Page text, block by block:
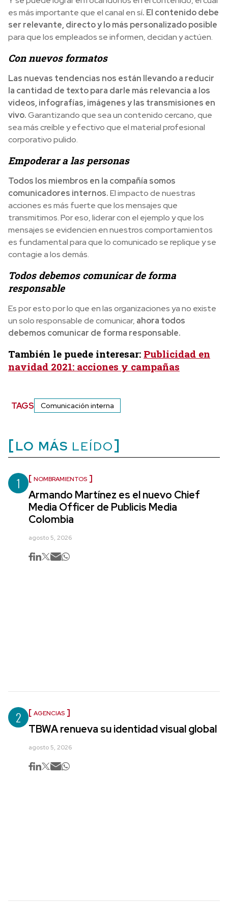
es más importante que el canal en sí. El contenido debe
ser relevante, directo y lo más personalizado posible
para que los empleados se informen, decidan y actúen.
Con nuevos formatos
Las nuevas tendencias nos están llevando a reducir
la cantidad de texto para darle más relevancia a los
videos, infografías, imágenes y las transmisiones en
vivo.Garantizando que sea un contenido cercano, que
sea más creíble y efectivo que el material profesional
corporativo pulido.
Empoderar a las personas
Todos los miembros en la compañía somos
comunicadores internos.El impacto de nuestras
acciones es más fuerte que los mensajes que
transmitimos. Por eso, liderar con el ejemplo y que los
mensajes se evidencien en nuestros comportamientos
es fundamental para que lo comunicado se replique y se
contagie a los demás.
Todos debemos comunicar de forma
responsable
Es por esto por lo que en las organizaciones ya no existe
un solo responsable de comunicar, ahora todos
debemos comunicar de forma responsable.
También le puede interesar: Publicidad en
navidad 2021: acciones y campañas
TAGS Comunicación interna
LO MÁS LEÍDO
1 NOMBRAMIENTOS
Armando Martínez es el nuevo Chief
Media Officer de Publicis Media
Colombia
agosto 5, 2026
2 AGENCIAS
TBWA renueva su identidad visual global
agosto 5, 2026